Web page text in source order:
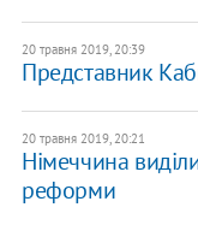
20 травня 2019, 20:39
Представник
20 травня 2019, 20:21
Німеччина
реформи